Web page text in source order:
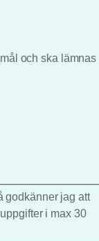
och ska lämnas
godkänner jag att
i max 30